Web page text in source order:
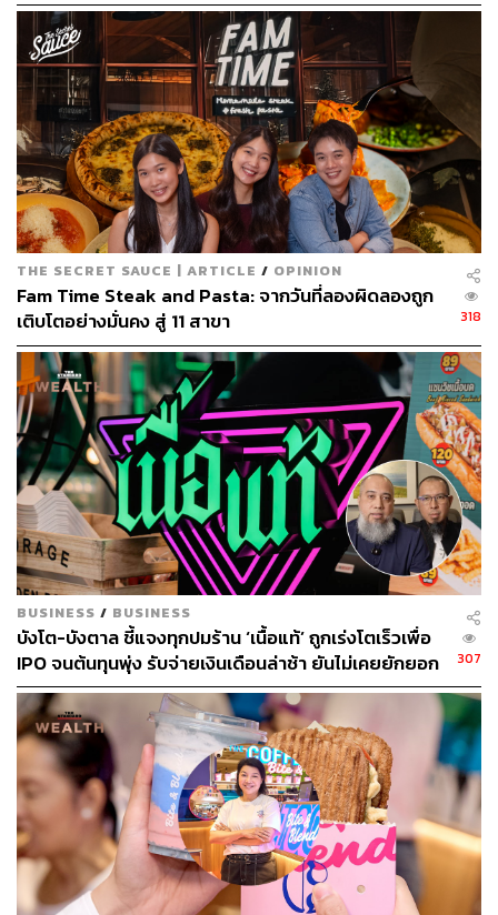
หลายเส้นและหลายซอสด้วย ข้าวหน้าต่างๆ ที่มีทั้งแบบเรียบ
ง่ายอย่างกะเพราไปจนถึงเมนูฟิวชัน หรือจะเมนูเบาๆ อย่าง
ขนมปัง ครัวซองต์ และซุป ก็ทำออกมาได้ดีและสวยงาม
THE SECRET SAUCE | ARTICLE / OPINION
Fam Time Steak and Pasta: จากวันที่ลองผิดลองถูก
เติบโตอย่างมั่นคง สู่ 11 สาขา
318
BUSINESS / BUSINESS
บังโต-บังตาล ชี้แจงทุกปมร้าน ‘เนื้อแท้’ ถูกเร่งโตเร็วเพื่อ
IPO จนต้นทุนพุ่ง รับจ่ายเงินเดือนล่าช้า ยันไม่เคยยักยอก
เงินประกันสังคม
307